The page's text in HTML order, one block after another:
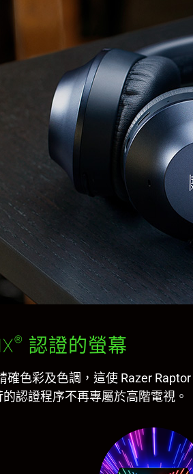
® 認證的螢幕
色彩及色調，這使 Razer
認證程序不再專屬於高階電視。